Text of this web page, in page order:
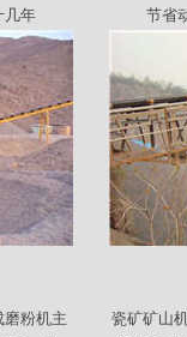
几年
节省
粉机主
瓷矿矿山